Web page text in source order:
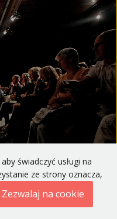
świadczyć usługi na
ze strony oznacza,
Zezwalaj na cookie